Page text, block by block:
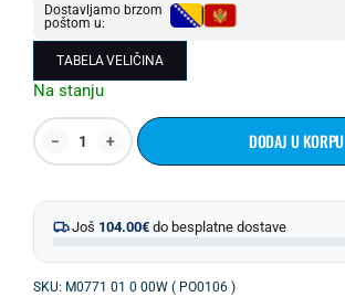
Dostavljamo brzom
poštom u:
TABELA VELIČINA
Na stanju
DODAJ U KORPU
Još 104.00€ do besplatne dostave
SKU: M0771 01 0 00W ( PO0106 )